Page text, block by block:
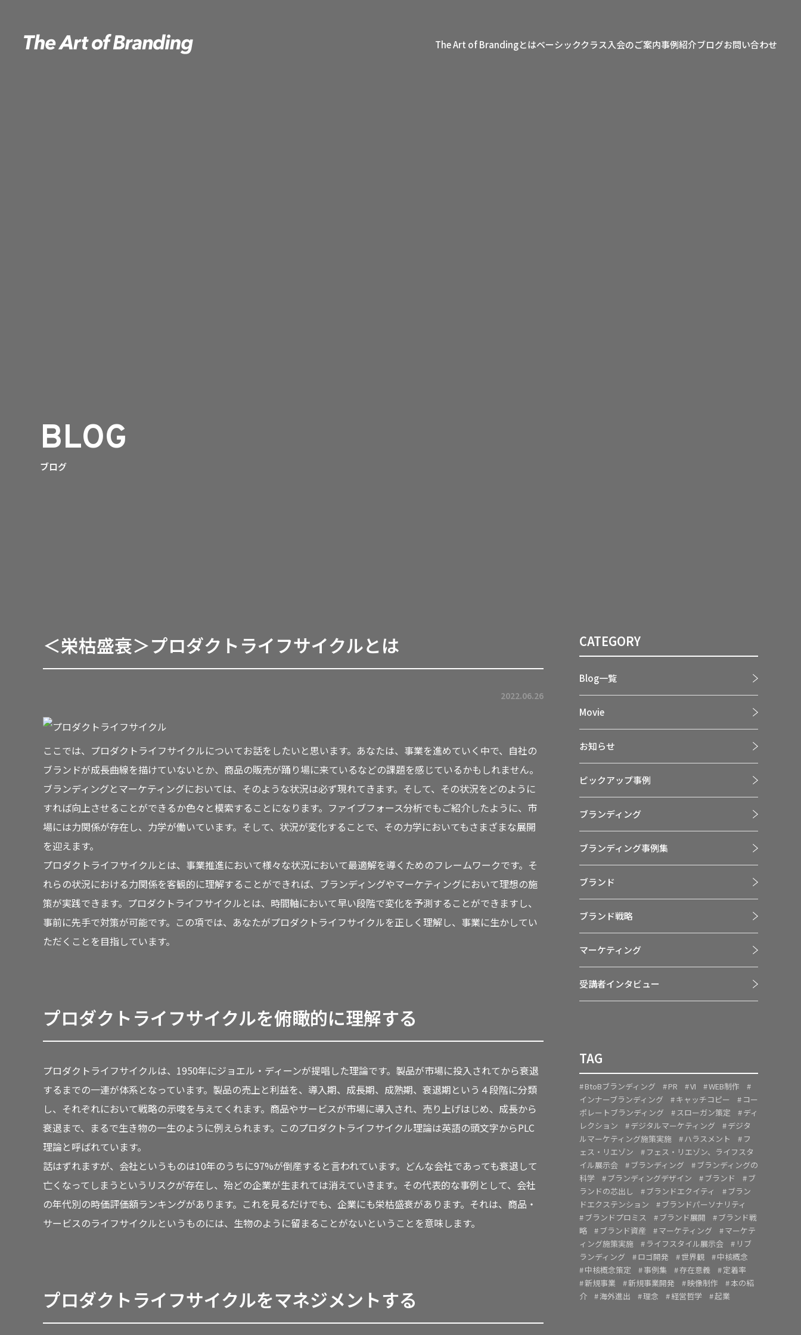
The Art of Brandingとはベーシッククラス入会のご案内事例紹介ブログお問い合わせ
BLOG
ブログ
＜栄枯盛衰＞プロダクトライフサイクルとは
2022.06.26
ここでは、プロダクトライフサイクルについてお話をしたいと思います。あなたは、事業を進めていく中で、自社の
ブランドが成長曲線を描けていないとか、商品の販売が踊り場に来ているなどの課題を感じているかもしれません。
ブランディングとマーケティングにおいては、そのような状況は必ず現れてきます。そして、その状況をどのように
すれば向上させることができるか色々と模索することになります。ファイブフォース分析でもご紹介したように、市
場には力関係が存在し、力学が働いています。そして、状況が変化することで、その力学においてもさまざまな展開
を迎えます。
プロダクトライフサイクルとは、事業推進において様々な状況において最適解を導くためのフレームワークです。そ
れらの状況における力関係を客観的に理解することができれば、ブランディングやマーケティングにおいて理想の施
策が実践できます。プロダクトライフサイクルとは、時間軸において早い段階で変化を予測することができますし、
事前に先手で対策が可能です。この項では、あなたがプロダクトライフサイクルを正しく理解し、事業に生かしてい
ただくことを目指しています。
プロダクトライフサイクルを俯瞰的に理解する
プロダクトライフサイクルは、1950年にジョエル・ディーンが提唱した理論です。製品が市場に投入されてから衰退
するまでの一連が体系となっています。製品の売上と利益を、導入期、成長期、成熟期、衰退期という４段階に分類
し、それぞれにおいて戦略の示唆を与えてくれます。商品やサービスが市場に導入され、売り上げはじめ、成長から
衰退まで、まるで生き物の一生のように例えられます。このプロダクトライフサイクル理論は英語の頭文字からPLC
理論と呼ばれています。
話はずれますが、会社というものは10年のうちに97%が倒産すると言われています。どんな会社であっても衰退して
亡くなってしまうというリスクが存在し、殆どの企業が生まれては消えていきます。その代表的な事例として、会社
の年代別の時価評価額ランキングがあります。これを見るだけでも、企業にも栄枯盛衰があります。それは、商品・
サービスのライフサイクルというものには、生物のように留まることがないということを意味します。
プロダクトライフサイクルをマネジメントする
CATEGORY
Blog一覧
Movie
お知らせ
ピックアップ事例
ブランディング
ブランディング事例集
ブランド
ブランド戦略
マーケティング
受講者インタビュー
TAG
BtoBブランディング PR VI
WEB制作
インナーブランディング
キャッチコピー
コー
ポレートブランディング
スローガン策定
ディ
レクション
デジタルマーケティング
デジタ
ルマーケティング施策実施
ハラスメント
フ
ェス・リエゾン
フェス・リエゾン、ライフスタ
イル展示会
ブランディング
ブランディングの
科学
ブランディングデザイン ブランド
ブ
ランドの芯出し
ブランドエクイティ
ブラン
ドエクステンション
ブランドパーソナリティ
ブランドプロミス
ブランド展開
ブランド戦
略
ブランド資産 マーケティング
マーケテ
ィング施策実施
ライフスタイル展示会
リブ
ランディング
ロゴ開発 世界観
中核概念
中核概念策定
事例集 存在意義
定着率
新規事業
新規事業開発 映像制作
本の紹
介
海外進出 理念 経営哲学 起業